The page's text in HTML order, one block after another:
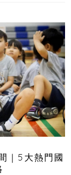
｜5大熱門國